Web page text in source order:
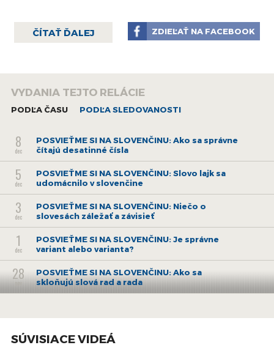
sú rozličné. Preto musíme rozoznávať, kedy ktoré použiť. Slovo
ranný s dvoma „n“ je odvodené od slova ráno s významom časť
na správne používanie spisovnej slovenčiny, upozorňuje na
nové výrazy, zmeny v slovníku spisovného jazyka a chyby, ktoré
neodmysliteľnou súčasťou aktivít verejnoprávnej tlačovej
agentúry.
ČÍTAŤ ĎALEJ ZDIEĽAŤ NA FACEBOOK
VYDANIA TEJTO RELÁCIE
PODĽA ČASU PODĽA SLEDOVANOSTI
8
dec
POSVIEŤME SI NA SLOVENČINU: Ako sa správne
čítajú desatinné čísla
5
dec
POSVIEŤME SI NA SLOVENČINU: Slovo lajk sa
udomácnilo v slovenčine
3
dec
POSVIEŤME SI NA SLOVENČINU: Niečo o
slovesách záležať a závisieť
1
dec
POSVIEŤME SI NA SLOVENČINU: Je správne
variant alebo varianta?
28
nov
POSVIEŤME SI NA SLOVENČINU: Ako sa
skloňujú slová rad a rada
21
POSVIEŤME SI NA SLOVENČINU: Škatuľa alebo
SÚVISIACE VIDEÁ